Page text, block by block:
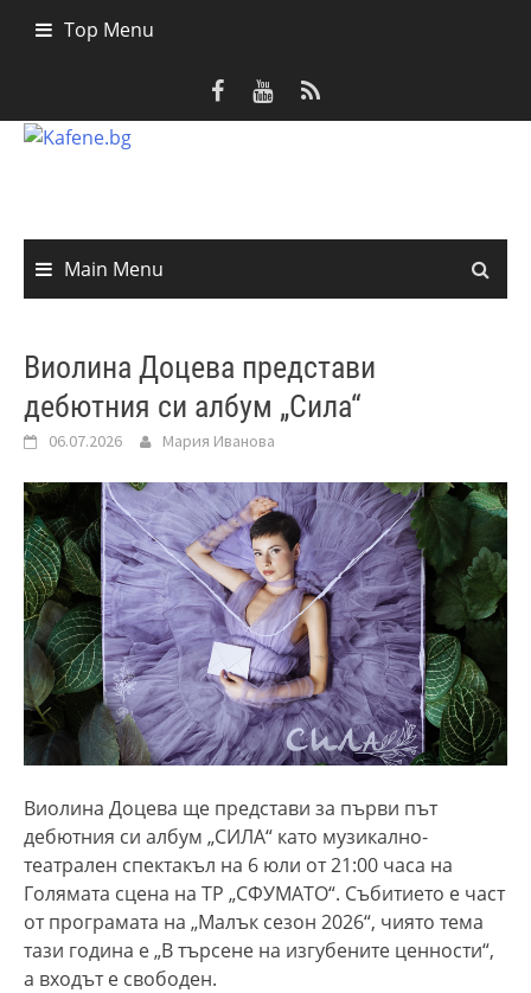
Top Menu
Main Menu
Виолина Доцева представи
дебютния си албум „Сила“
06.07.2026 Мария Иванова
Виолина Доцева ще представи за първи път
дебютния си албум „СИЛА“ като музикално-
театрален спектакъл на 6 юли от 21:00 часа на
Голямата сцена на ТР „СФУМАТО“. Събитието е част
от програмата на „Малък сезон 2026“, чиято тема
тази година е „В търсене на изгубените ценности“,
а входът е свободен.